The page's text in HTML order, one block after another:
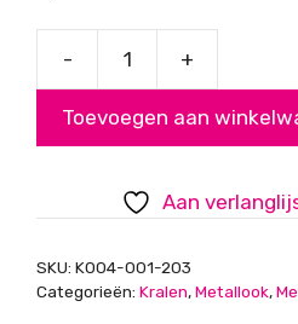
-
zilver
aantal
+
Toevoegen aan
Aan
SKU: K004-001-203
Categorieën: Kralen,Metallook,